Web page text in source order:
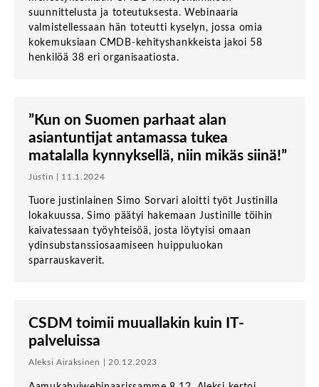
suunnittelusta ja toteutuksesta. Webinaaria
valmistellessaan hän toteutti kyselyn, jossa omia
kokemuksiaan CMDB-kehityshankkeista jakoi 58
henkilöä 38 eri organisaatiosta.
”Kun on Suomen parhaat alan
asiantuntijat antamassa tukea
matalalla kynnyksellä, niin mikäs siinä!”
Justin | 11.1.2024
Tuore justinlainen Simo Sorvari aloitti työt Justinilla
lokakuussa. Simo päätyi hakemaan Justinille töihin
kaivatessaan työyhteisöä, josta löytyisi omaan
ydinsubstanssiosaamiseen huippuluokan
sparrauskaverit.
CSDM toimii muuallakin kuin IT-
palveluissa
Aleksi Airaksinen | 20.12.2023